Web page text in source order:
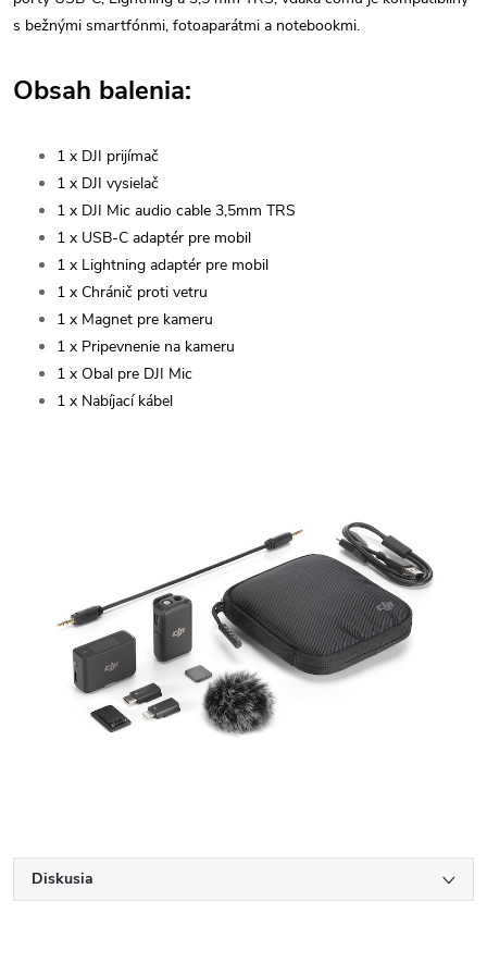
s bežnými smartfónmi, fotoaparátmi a notebookmi.
Obsah balenia:
1 x DJI prijímač
1 x DJI vysielač
1 x DJI Mic audio cable 3,5mm TRS
1 x USB-C adaptér pre mobil
1 x Lightning adaptér pre mobil
1 x Chránič proti vetru
1 x Magnet pre kameru
1 x Pripevnenie na kameru
1 x Obal pre DJI Mic
1 x Nabíjací kábel
Diskusia